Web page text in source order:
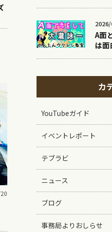
A面
は面
カ
YouTubeガイド
イベントレポート
テブラビ
ニュース
ブログ
事務局よりおしらせ